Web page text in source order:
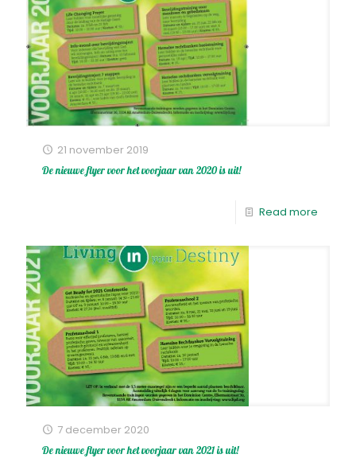
21 november 2019
De nieuwe flyer voor het voorjaar van 2020 is uit!
Read more
7 december 2020
De nieuwe flyer voor het voorjaar van 2021 is uit!